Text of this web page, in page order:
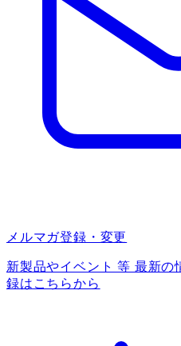
メルマガ登録・変更
新製品やイベント 等 最新の
録はこちらから